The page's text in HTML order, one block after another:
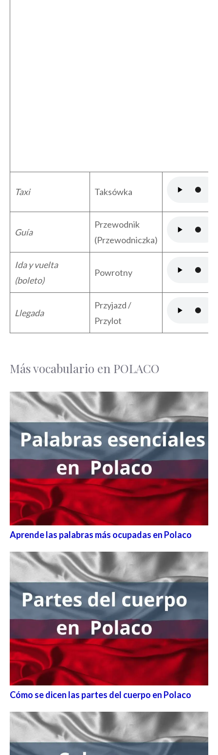
Taxi Taksówka
Guía
Przewodnik
(Przewodniczka)
Ida y vuelta
(boleto)
Powrotny
Llegada
Przyjazd /
Przylot
Más vocabulario en POLACO
Aprende las palabras más ocupadas en Polaco
Cómo se dicen las partes del cuerpo en Polaco